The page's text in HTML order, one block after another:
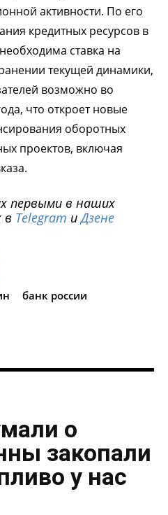
активности. По его
кредитных ресурсов в
ставка на
текущей динамики,
возможно во
что откроет новые
оборотных
проектов, включая
первыми в наших
в Telegram иДзене
банк россии
о
закопали
у нас